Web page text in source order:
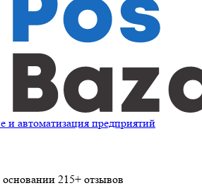
и автоматизация предприятий
основании 215+ отзывов